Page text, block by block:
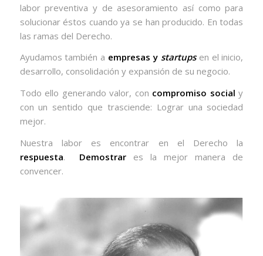
labor preventiva y de asesoramiento así como para
solucionar éstos cuando ya se han producido. En todas
las ramas del Derecho.
Ayudamos también a empresas y startupsen el inicio,
desarrollo, consolidación y expansión de su negocio.
Todo ello generando valor, con compromiso social y
con un sentido que trasciende: Lograr una sociedad
mejor.
Nuestra labor es encontrar en el Derecho la
respuesta. Demostrares la mejor manera de
convencer.